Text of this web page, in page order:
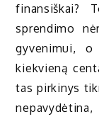
finansiškai?
sprendimo
gyvenimui,
kiekvieną
tas pirkinys